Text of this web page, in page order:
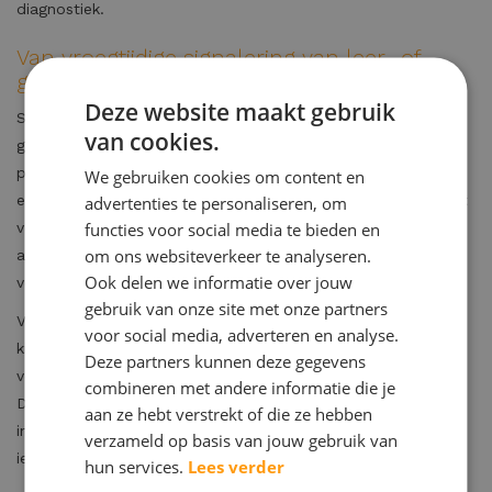
diagnostiek.
Van vroegtijdige signalering van leer- of
gedragsproblemen naar handelen
Signaleren is de eerste stap. Daarna is het belangrijk om in
gesprek te gaan en te kijken naar welke ondersteuning
passend is. Hierbij is het van belang om te noemen dat niet
elk signaal leidt tot een diagnose, maar elk signaal aandacht
verdient en kan krijgen. BijPraktijk Malthakan er
aansluitend op de resultaten vanuit het onderzoek op veel
verschillende manieren ondersteuning geboden worden.
Vroegtijdige signalering van leer- of gedragsproblemen biedt
kinderen de kans om zich gezien en gesteund te voelen en
voorkomt dat kleine problemen grote obstakels worden.
Door alert te zijn, samen te werken en tijdig te handelen,
investeren we in een gezonde en kansrijke toekomst voor
ieder kind.
Deze website maakt gebruik
van cookies.
We gebruiken cookies om content en
advertenties te personaliseren, om
functies voor social media te bieden en
om ons websiteverkeer te analyseren.
Ook delen we informatie over jouw
gebruik van onze site met onze partners
voor social media, adverteren en analyse.
Deze partners kunnen deze gegevens
combineren met andere informatie die je
aan ze hebt verstrekt of die ze hebben
verzameld op basis van jouw gebruik van
hun services. Lees verder